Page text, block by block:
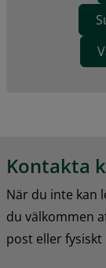
Kontakta
När du inte kan
du välkommen
post eller fysiskt